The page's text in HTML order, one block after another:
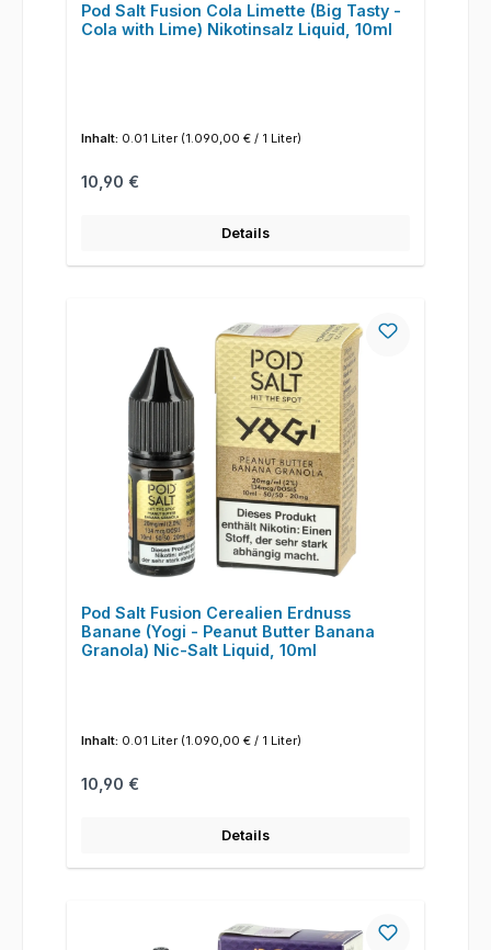
Pod Salt Fusion Cola Limette (Big Tasty -
Cola with Lime) Nikotinsalz Liquid, 10ml
Inhalt: 0.01 Liter (1.090,00 € / 1 Liter)
Regulärer Preis:
10,90 €
Details
Pod Salt Fusion Cerealien Erdnuss
Banane (Yogi - Peanut Butter Banana
Granola) Nic-Salt Liquid, 10ml
Inhalt: 0.01 Liter (1.090,00 € / 1 Liter)
Regulärer Preis:
10,90 €
Details